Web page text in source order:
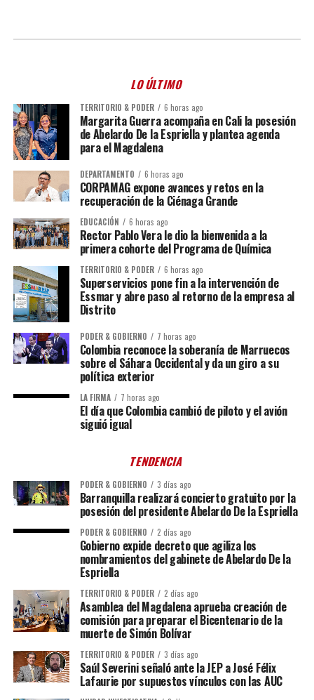
LO ÚLTIMO
TERRITORIO & PODER 6 horas ago
Margarita Guerra acompaña en Cali la posesión
de Abelardo De la Espriella y plantea agenda
para el Magdalena
DEPARTAMENTO 6 horas ago
CORPAMAG expone avances y retos en la
recuperación de la Ciénaga Grande
EDUCACIÓN 6 horas ago
Rector Pablo Vera le dio la bienvenida a la
primera cohorte del Programa de Química
TERRITORIO & PODER 6 horas ago
Superservicios pone fin a la intervención de
Essmar y abre paso al retorno de la empresa al
Distrito
PODER & GOBIERNO 7 horas ago
Colombia reconoce la soberanía de Marruecos
sobre el Sáhara Occidental y da un giro a su
política exterior
LA FIRMA 7 horas ago
El día que Colombia cambió de piloto y el avión
siguió igual
TENDENCIA
PODER & GOBIERNO 3 días ago
Barranquilla realizará concierto gratuito por la
posesión del presidente Abelardo De la Espriella
PODER & GOBIERNO 2 días ago
Gobierno expide decreto que agiliza los
nombramientos del gabinete de Abelardo De la
Espriella
TERRITORIO & PODER 2 días ago
Asamblea del Magdalena aprueba creación de
comisión para preparar el Bicentenario de la
muerte de Simón Bolívar
TERRITORIO & PODER 3 días ago
Saúl Severini señaló ante la JEP a José Félix
Lafaurie por supuestos vínculos con las AUC